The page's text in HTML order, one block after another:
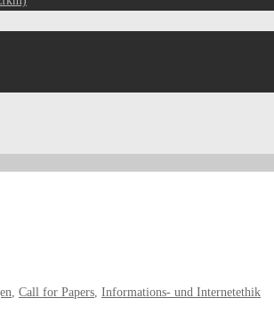
Call for Papers Informations- und Internetethik